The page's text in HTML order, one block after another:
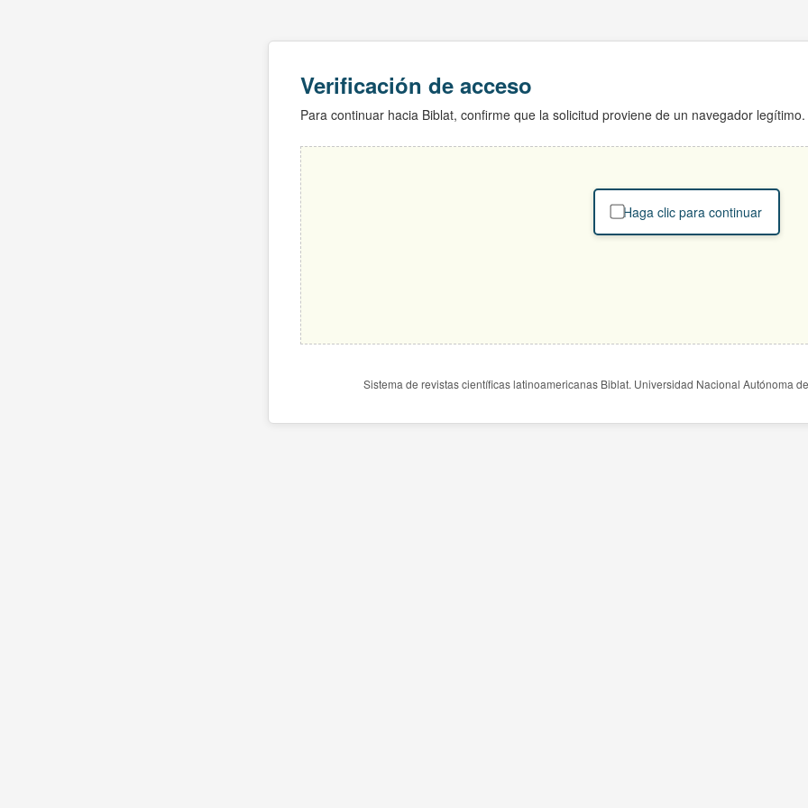
Verificación de acceso
Para continuar hacia Biblat, confirme que la solicitud proviene de un navegador legítimo.
Haga clic para continuar
Sistema de revistas científicas latinoamericanas Biblat. Universidad Nacional Autónoma